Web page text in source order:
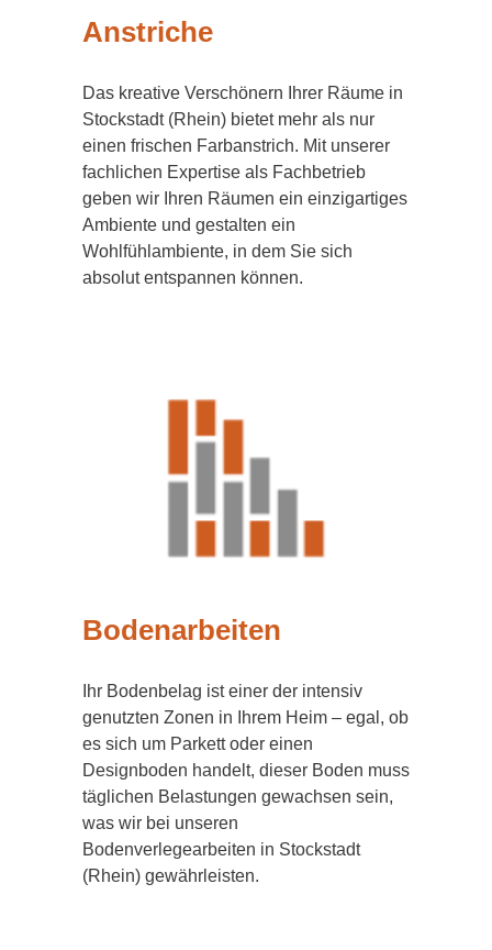
Anstriche
Das kreative Verschönern Ihrer Räume in
Stockstadt (Rhein) bietet mehr als nur
einen frischen Farbanstrich. Mit unserer
fachlichen Expertise als Fachbetrieb
geben wir Ihren Räumen ein einzigartiges
Ambiente und gestalten ein
Wohlfühlambiente, in dem Sie sich
absolut entspannen können.
Bodenarbeiten
Ihr Bodenbelag ist einer der intensiv
genutzten Zonen in Ihrem Heim – egal, ob
es sich um Parkett oder einen
Designboden handelt, dieser Boden muss
täglichen Belastungen gewachsen sein,
was wir bei unseren
Bodenverlegearbeiten in Stockstadt
(Rhein) gewährleisten.